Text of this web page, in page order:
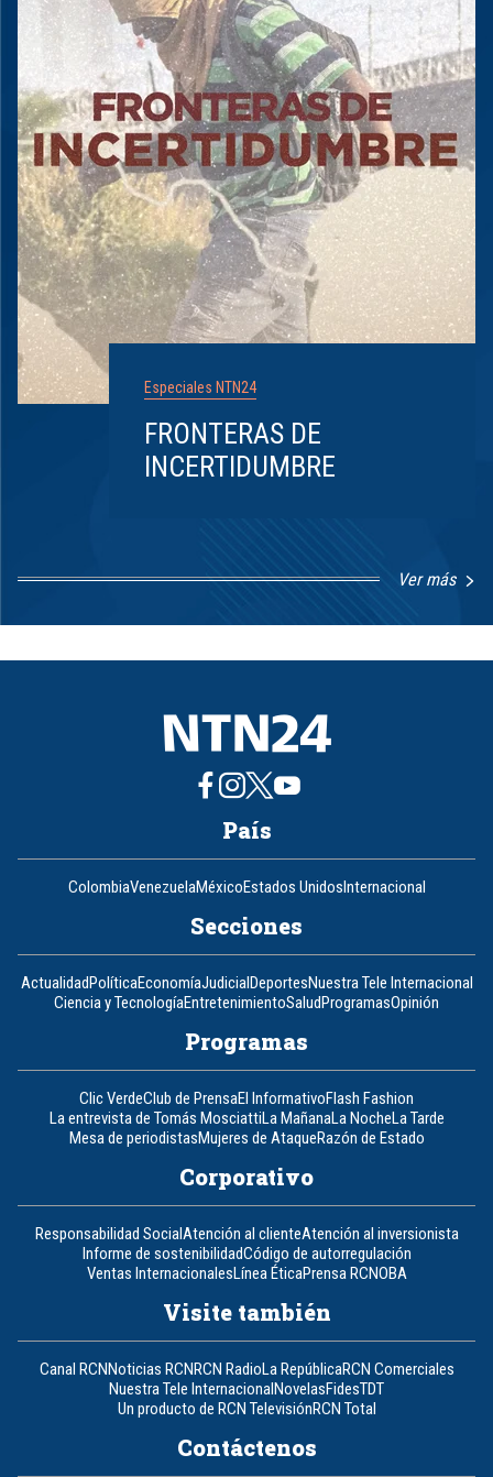
Especiales NTN24
FRONTERAS DE
INCERTIDUMBRE
Ver más
8
País
ColombiaVenezuelaMéxicoEstados UnidosInternacional
Secciones
ActualidadPolíticaEconomíaJudicialDeportesNuestra Tele Internacional
Ciencia y TecnologíaEntretenimientoSaludProgramasOpinión
Programas
Clic VerdeClub de PrensaEl InformativoFlash Fashion
La entrevista de Tomás MosciattiLa MañanaLa NocheLa Tarde
Mesa de periodistasMujeres de AtaqueRazón de Estado
Corporativo
Responsabilidad SocialAtención al clienteAtención al inversionista
Informe de sostenibilidadCódigo de autorregulación
Ventas InternacionalesLínea ÉticaPrensa RCNOBA
Visite también
Canal RCNNoticias RCNRCN RadioLa RepúblicaRCN Comerciales
Nuestra Tele InternacionalNovelasFidesTDT
Un producto de RCN TelevisiónRCN Total
Contáctenos